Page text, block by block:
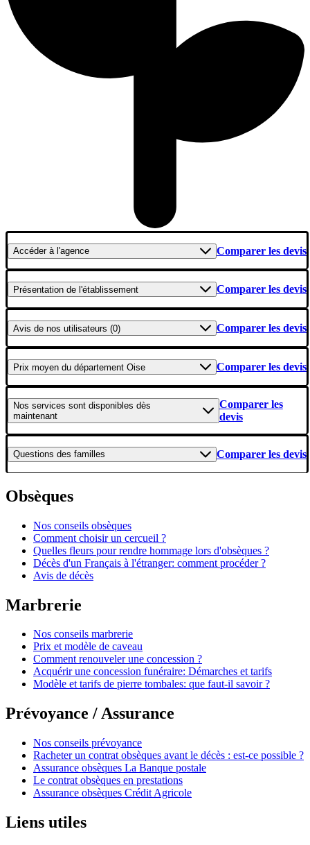
Accéderà l'agence Comparer les devis
Présentation de l'établissement Comparer les devis
Avis de nos utilisateurs (0) Comparer les devis
Prix moyen du département Oise Comparer les devis
Nos services sont disponibles dès
maintenant
Comparer les
devis
Questions des familles Comparer les devis
Obsèques
Nos conseils obsèques
Comment choisir un cercueil ?
Quelles fleurs pour rendre hommage lors d'obsèques ?
Décès d'un Français à l'étranger: comment procéder ?
Avis de décès
Marbrerie
Nos conseils marbrerie
Prix et modèle de caveau
Comment renouveler une concession ?
Acquérir une concession funéraire: Démarches et tarifs
Modèle et tarifs de pierre tombales: que faut-il savoir ?
Prévoyance / Assurance
Nos conseils prévoyance
Racheter un contrat obsèques avant le décès : est-ce possible ?
Assurance obsèques La Banque postale
Le contrat obsèques en prestations
Assurance obsèques Crédit Agricole
Liens utiles